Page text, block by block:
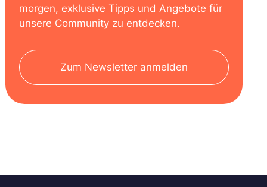
morgen, exklusive Tipps und Angebote für
unsere Community zu entdecken.
Zum Newsletter anmelden